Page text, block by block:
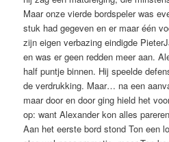
Maar onze vierde bordspeler was
stuk had gegeven en er maar één
zijn eigen verbazing eindigde
en was er geen red­den meer aan.
half puntje binnen. Hij speelde
de verdrukking. Maar… na een
maar door en door ging hield het
op: want Alexander kon alles
Aan het eerste bord stond Ton een